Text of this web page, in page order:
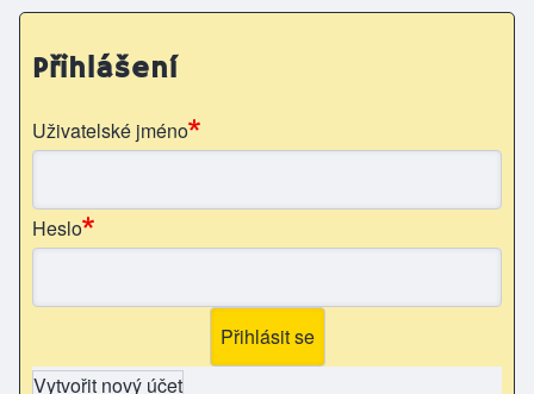
Přihlášení
Uživatelské jméno
Heslo
Vytvořit nový účet